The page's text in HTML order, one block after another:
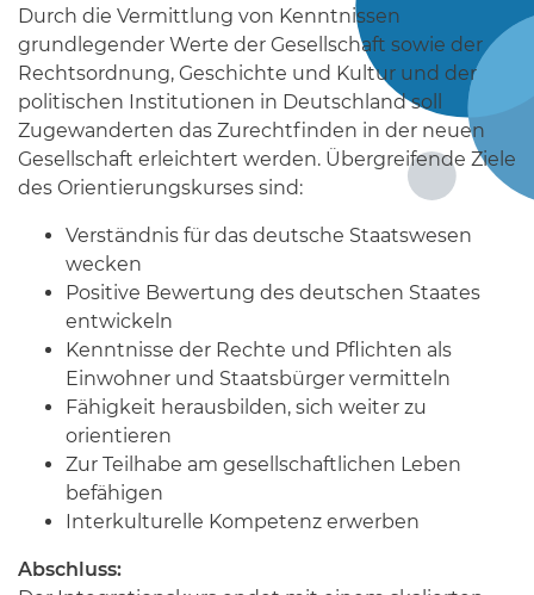
Durch die Vermittlung von Kenntnissen
grundlegender Werte der Gesellschaft sowie der
Rechtsordnung, Geschichte und Kultur und der
politischen Institutionen in Deutschland soll
Zugewanderten das Zurechtfinden in der neuen
Gesellschaft erleichtert werden. Übergreifende Ziele
des Orientierungskurses sind:
Verständnis für das deutsche Staatswesen
wecken
Positive Bewertung des deutschen Staates
entwickeln
Kenntnisse der Rechte und Pflichten als
Einwohner und Staatsbürger vermitteln
Fähigkeit herausbilden, sich weiter zu
orientieren
Zur Teilhabe am gesellschaftlichen Leben
befähigen
Interkulturelle Kompetenz erwerben
Abschluss: